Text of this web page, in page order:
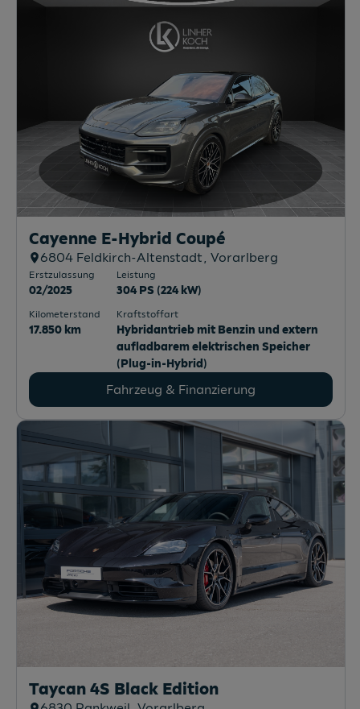
Cayenne E-Hybrid Coupé
6804 Feldkirch-Altenstadt, Vorarlberg
Erstzulassung
02/2025
Leistung
304 PS (224 kW)
Kilometerstand
17.850 km
Kraftstoffart
Hybridantrieb mit Benzin und extern
aufladbarem elektrischen Speicher
(Plug-in-Hybrid)
Fahrzeug & Finanzierung
Taycan 4S Black Edition